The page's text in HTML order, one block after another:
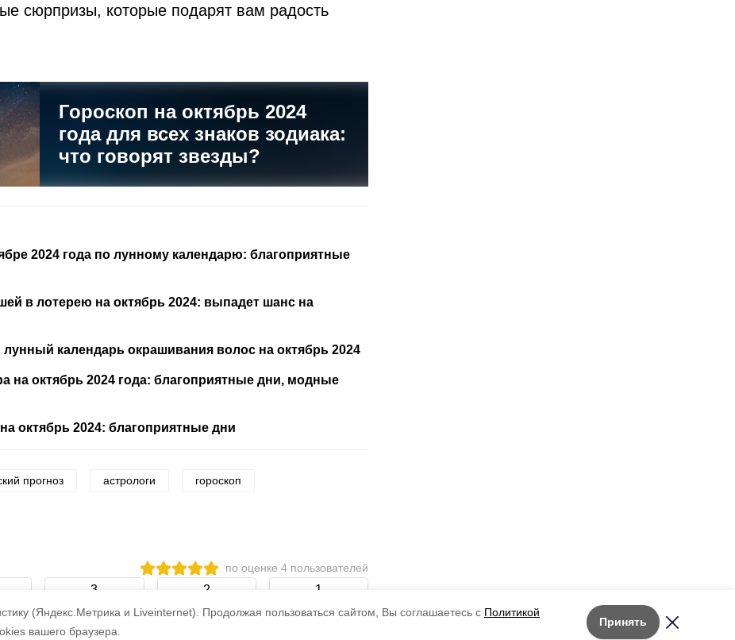
(Яндекс.Метрика и Liveinternet). Продолжая пользоваться сайтом, Вы соглашаетесь с Политикой
вашего браузера.
Принять
Лента новостей
сюрпризы, которые подарят вам радость
Гороскоп на октябрь 2024
года для всех знаков зодиака:
что говорят звезды?
2024 года по лунному календарю: благоприятные
в лотерею на октябрь 2024: выпадет шанс на
календарь окрашивания волос на октябрь 2024
на октябрь 2024 года: благоприятные дни, модные
октябрь 2024: благоприятные дни
прогноз астрологи гороскоп
по оценке 4 пользователей
3 2 1